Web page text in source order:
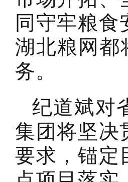
同守牢粮
湖北粮网都
务。
纪道斌对
集团将坚决
要求，锚定